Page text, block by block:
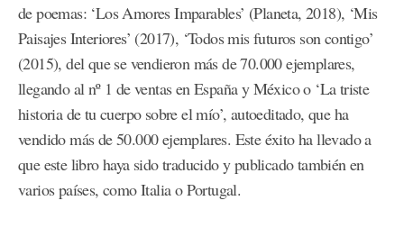
de poemas: ‘Los Amores Imparables’ (Planeta, 2018), ‘Mis
Paisajes Interiores’ (2017), ‘Todos mis futuros son contigo’
(2015), del que se vendieron más de 70.000 ejemplares,
llegando al nº 1 de ventas en España y México o ‘La triste
historia de tu cuerpo sobre el mío’, autoeditado, que ha
vendido más de 50.000 ejemplares. Este éxito ha llevado a
que este libro haya sido traducido y publicado también en
varios países, como Italia o Portugal.